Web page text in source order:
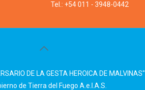
Tel.: +54 011 - 3948-0442
DE LA GESTA HEROICA DE MALVINAS"
de Tierra del Fuego A.e.I.A.S.